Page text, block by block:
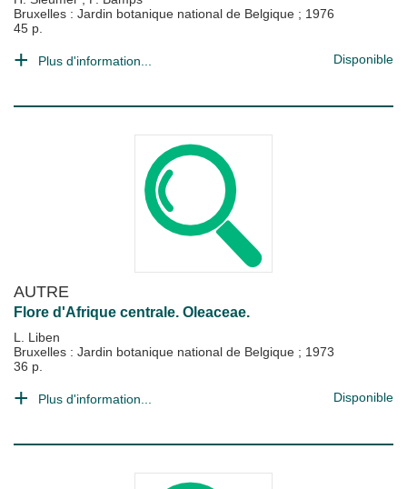
Bruxelles : Jardin botanique national de Belgique ; 1976
45 p.
Plus d'information... Disponible
AUTRE
Flore d'Afrique centrale. Oleaceae.
L. Liben
Bruxelles : Jardin botanique national de Belgique ; 1973
36 p.
Plus d'information... Disponible